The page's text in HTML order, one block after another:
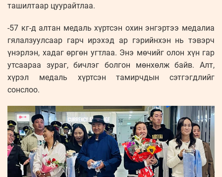
ташилтаар цуурайтлаа.
-57 кг-д алтан медаль хүртсэн охин энгэртээ медалиа
гялалзуулсаар гарч ирэхэд ар гэрийнхэн нь тэвэрч
үнэрлэн, хадаг өргөн угтлаа. Энэ мөчийг олон хүн гар
утсаараа зураг, бичлэг болгон мөнхөлж байв. Алт,
хүрэл медаль хүртсэн тамирчдын сэтгэгдлийг
сонслоо.